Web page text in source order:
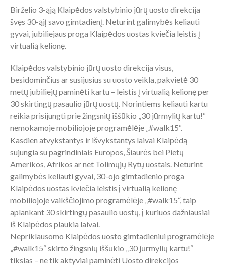
Birželio 3-ąją Klaipėdos valstybinio jūrų uosto direkcija
švęs 30-ąjį savo gimtadienį. Neturint galimybės keliauti
gyvai, jubiliejaus proga Klaipėdos uostas kviečia leistis į
virtualią kelionę.
Klaipėdos valstybinio jūrų uosto direkcija visus,
besidominčius ar susijusius su uosto veikla, pakvietė 30
metų jubiliejų paminėti kartu – leistis į virtualią kelionę per
30 skirtingų pasaulio jūrų uostų. Norintiems keliauti kartu
reikia prisijungti prie žingsnių iššūkio „30 jūrmylių kartu!“
nemokamoje mobiliojoje programėlėje „#walk15“.
Kasdien atvykstantys ir išvykstantys laivai Klaipėdą
sujungia su pagrindiniais Europos, Šiaurės bei Pietų
Amerikos, Afrikos ar net Tolimųjų Rytų uostais. Neturint
galimybės keliauti gyvai, 30-ojo gimtadienio proga
Klaipėdos uostas kviečia leistis į virtualią kelionę
mobiliojoje vaikščiojimo programėlėje „#walk15“, taip
aplankant 30 skirtingų pasaulio uostų, į kuriuos dažniausiai
iš Klaipėdos plaukia laivai.
Nepriklausomo Klaipėdos uosto gimtadieniui programėlėje
„#walk15“ skirto žingsnių iššūkio „30 jūrmylių kartu!“
tikslas – ne tik aktyviai paminėti Uosto direkcijos